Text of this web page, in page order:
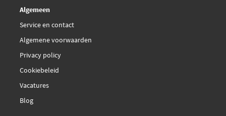
Algemeen
Service en contact
Algemene voorwaarden
Privacy policy
Cookiebeleid
Vacatures
Blog